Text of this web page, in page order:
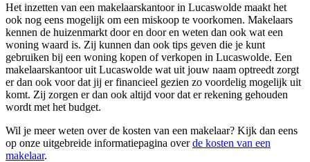
Het inzetten van een makelaarskantoor in Lucaswolde maakt het
ook nog eens mogelijk om een miskoop te voorkomen. Makelaars
kennen de huizenmarkt door en door en weten dan ook wat een
woning waard is. Zij kunnen dan ook tips geven die je kunt
gebruiken bij een woning kopen of verkopen in Lucaswolde. Een
makelaarskantoor uit Lucaswolde wat uit jouw naam optreedt zorgt
er dan ook voor dat jij er financieel gezien zo voordelig mogelijk uit
komt. Zij zorgen er dan ook altijd voor dat er rekening gehouden
wordt met het budget.
Wil je meer weten over de kosten van een makelaar? Kijk dan eens
op onze uitgebreide informatiepagina overde kosten van een
makelaar.